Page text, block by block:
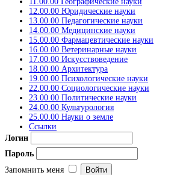
12.00.00 Юридические науки
13.00.00 Педагогические науки
14.00.00 Медицинские науки
15.00.00 Фармацевтические науки
16.00.00 Ветеринарные науки
17.00.00 Искусствоведение
18.00.00 Архитектура
19.00.00 Психологические науки
22.00.00 Социологические науки
23.00.00 Политические науки
24.00.00 Культурология
25.00.00 Науки о земле
Ссылки
Логин
Пароль
Запомнить меня